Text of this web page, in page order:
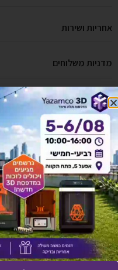
אחריות ושירות
מדניות משלוחים
יש לך שאלה על
לחץ כאן ונציגנו
אולי